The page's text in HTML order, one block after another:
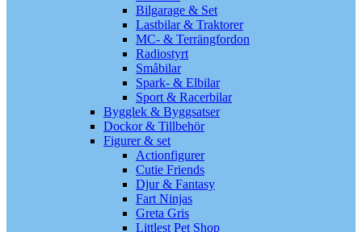
Bilgarage & Set
Lastbilar & Traktorer
MC- & Terrängfordon
Radiostyrt
Småbilar
Spark- & Elbilar
Sport & Racerbilar
Bygglek & Byggsatser
Dockor & Tillbehör
Figurer & set
Actionfigurer
Cutie Friends
Djur & Fantasy
Fart Ninjas
Greta Gris
Littlest Pet Shop